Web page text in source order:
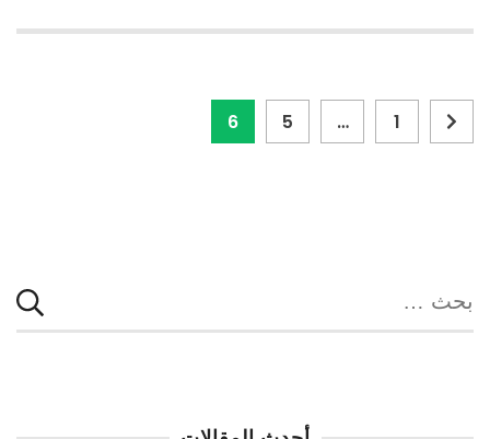
تصفّحPage
1
…
Page
5
Page
6
البحث
عن: